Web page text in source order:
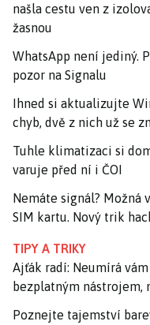
našla cestu ven z
žasnou
WhatsApp není jediný.
pozor na Signalu
Ihned si aktualizujte
chyb, dvě z nich už se
Tuhle klimatizaci si
varuje před ní i ČOI
Nemáte signál? Možná
SIM kartu. Nový trik
TIPY A TRIKY
Ajťák radí: Neumírá
bezplatným nástrojem,
Poznejte tajemství